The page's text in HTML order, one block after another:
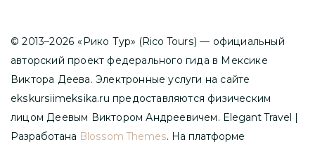
© 2013–2026 «Рико Тур» (Rico Tours) — официальный
авторский проект федерального гида в Мексике
Виктора Деева. Электронные услуги на сайте
ekskursiimeksika.ru предоставляются физическим
лицом Деевым Виктором Андреевичем. Elegant Travel |
Разработана Blossom Themes. На платформе